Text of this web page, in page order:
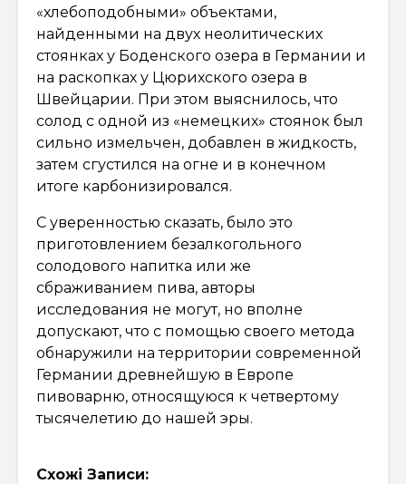
«хлебоподобными» объектами,
найденными на двух неолитических
стоянках у Боденского озера в Германии и
на раскопках у Цюрихского озера в
Швейцарии. При этом выяснилось, что
солод с одной из «немецких» стоянок был
сильно измельчен, добавлен в жидкость,
затем сгустился на огне и в конечном
итоге карбонизировался.
С уверенностью сказать, было это
приготовлением безалкогольного
солодового напитка или же
сбраживанием пива, авторы
исследования не могут, но вполне
допускают, что с помощью своего метода
обнаружили на территории современной
Германии древнейшую в Европе
пивоварню, относящуюся к четвертому
тысячелетию до нашей эры.
Схожі Записи: